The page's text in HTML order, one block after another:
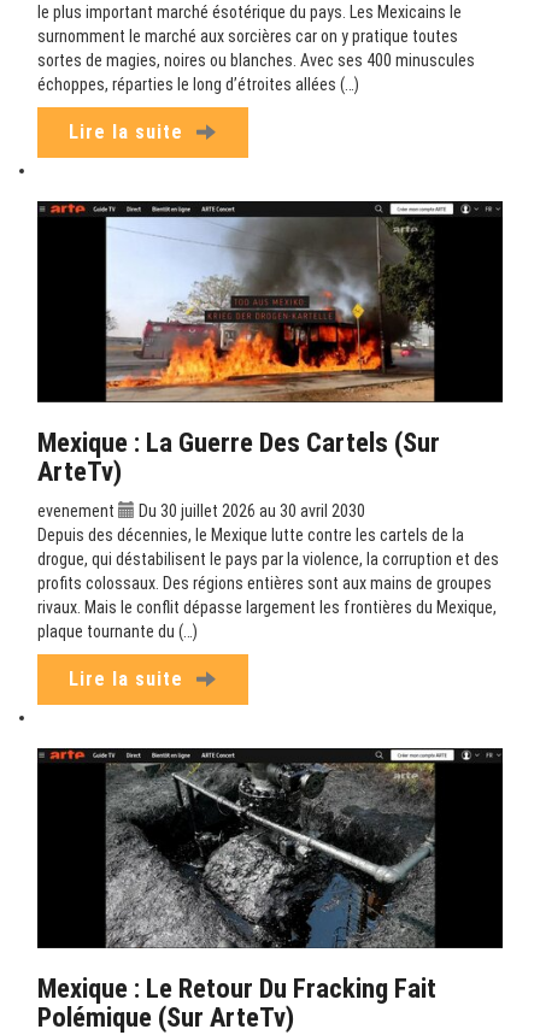
le plus important marché ésotérique du pays. Les Mexicains le
surnomment le marché aux sorcières car on y pratique toutes
sortes de magies, noires ou blanches. Avec ses 400 minuscules
échoppes, réparties le long d’étroites allées (…)
Lire la suite
Mexique : La Guerre Des Cartels (sur
ArteTv)
evenement
Du 30 juillet 2026 au 30 avril 2030
Depuis des décennies, le Mexique lutte contre les cartels de la
drogue, qui déstabilisent le pays par la violence, la corruption et des
profits colossaux. Des régions entières sont aux mains de groupes
rivaux. Mais le conflit dépasse largement les frontières du Mexique,
plaque tournante du (…)
Lire la suite
Mexique : Le Retour Du Fracking Fait
Polémique (sur ArteTv)